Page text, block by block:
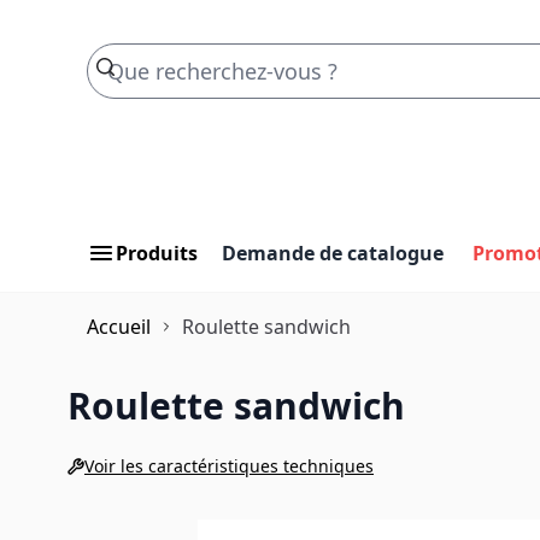
Produits Demande de catalogue
Accueil Roulette sandwich
Roulette sandwich
Voir les caractéristiques techniques